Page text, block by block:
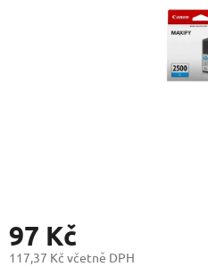
97 Kč
117,37 Kč včetně DPH